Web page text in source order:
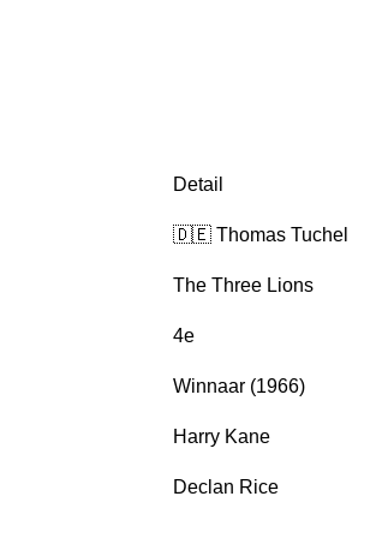
Detail
🇩🇪 Thomas Tuchel
The Three Lions
4e
Winnaar (1966)
Harry Kane
Declan Rice